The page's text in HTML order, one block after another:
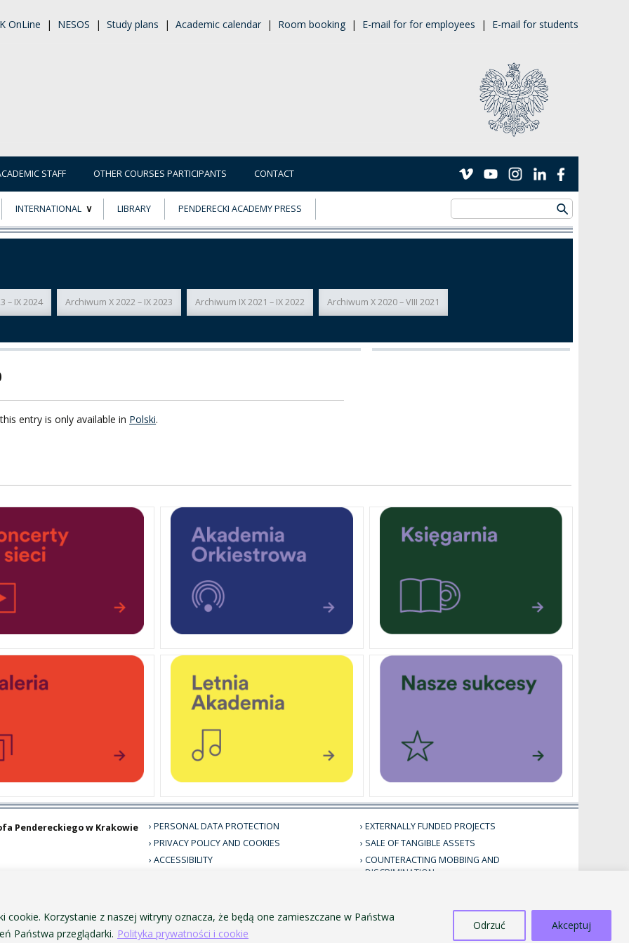
cookie. Korzystanie z naszej witryny oznacza, że będą one zamieszczane w Państwa
Państwa przeglądarki. Polityka prywatności i cookie
Odrzuć Akceptuj
OnLine | NESOS | Study plans | Academic calendar | Room booking | E-mail for for employees | E-mail for students
STAFF OTHER COURSES PARTICIPANTS CONTACT
FOREIGN
INTERNATIONAL LIBRARY PENDERECKI ACADEMY PRESS
– IX 2024 Archiwum X 2022 – IX 2023 Archiwum IX 2021 – IX 2022 Archiwum X 2020 – VIII 2021
entry is only available in Polski.
Pendereckiego w Krakowie
PERSONAL DATA PROTECTION
PRIVACY POLICY AND COOKIES
ACCESSIBILITY
ACADEMIC LAWS
EXTERNALLY FUNDED PROJECTS
SALE OF TANGIBLE ASSETS
COUNTERACTING MOBBING AND
DISCRIMINATION